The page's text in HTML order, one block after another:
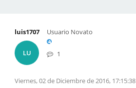
luis1707
LU
Usuario Novato
1
Viernes, 02 de Diciembre de 2016, 17:15:38